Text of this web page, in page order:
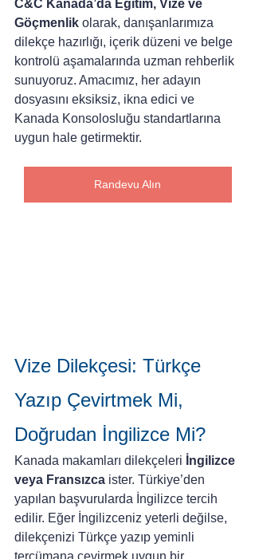
C&C Kanada’da Eğitim, Vize ve
Göçmenlik olarak, danışanlarımıza
dilekçe hazırlığı, içerik düzeni ve belge
kontrolü aşamalarında uzman rehberlik
sunuyoruz. Amacımız, her adayın
dosyasını eksiksiz, ikna edici ve
Kanada Konsolosluğu standartlarına
uygun hale getirmektir.
Randevu Alın
Vize Dilekçesi: Türkçe
Yazıp Çevirtmek Mi,
Doğrudan İngilizce Mi?
Kanada makamları dilekçeleri İngilizce
veya Fransızca ister. Türkiye’den
yapılan başvurularda İngilizce tercih
edilir. Eğer İngilizceniz yeterli değilse,
dilekçenizi Türkçe yazıp yeminli